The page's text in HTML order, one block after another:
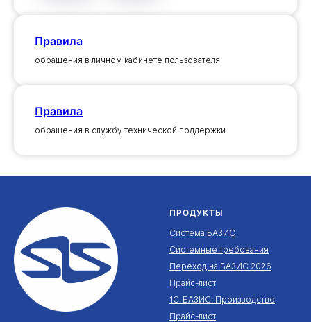
Правила
обращения в личном кабинете пользователя
Правила
обращения в cлужбу технической поддержки
ПРОДУКТЫ
Система БАЗИС
Системные требования
Переход на БАЗИС 2026
Прайс-лист
1С-БАЗИС: Производство
Прайс-лист